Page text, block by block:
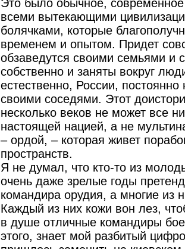
Это было обычное,
всеми вытекающими
болячками, которые
временем и опытом. Придет
обзаведутся своими семьями и
собственно и заняты вокруг
естественно, России,
своими соседями. Этот
несколько веков не может все
настоящей нацией, а не
– ордой, – которая живет
пространств.
Я не думал, что кто-то из
очень даже зрелые годы
командира орудия, а многие из
Каждый из них кожи вон лез,
в душе отличные командиры
этого, знает мой разбитый